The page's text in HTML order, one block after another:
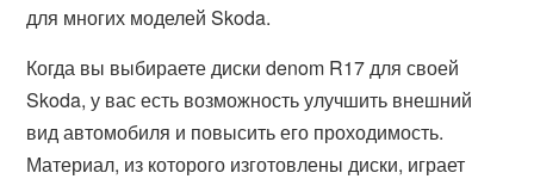
для многих моделей Skoda.
Когда вы выбираете диски denom R17 для своей
Skoda, у вас есть возможность улучшить внешний
вид автомобиля и повысить его проходимость.
Материал, из которого изготовлены диски, играет